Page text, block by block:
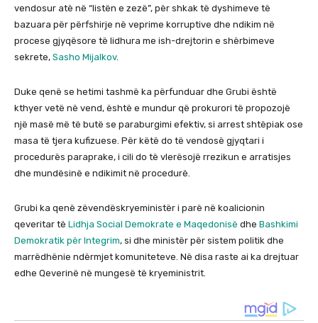
vendosur atë në “listën e zezë”, për shkak të dyshimeve të
bazuara për përfshirje në veprime korruptive dhe ndikim në
procese gjyqësore të lidhura me ish-drejtorin e shërbimeve
sekrete, Sasho Mijalkov.
Duke qenë se hetimi tashmë ka përfunduar dhe Grubi është
kthyer vetë në vend, është e mundur që prokurori të propozojë
një masë më të butë se paraburgimi efektiv, si arrest shtëpiak ose
masa të tjera kufizuese. Për këtë do të vendosë gjyqtari i
procedurës paraprake, i cili do të vlerësojë rrezikun e arratisjes
dhe mundësinë e ndikimit në procedurë.
Grubi ka qenë zëvendëskryeministër i parë në koalicionin
qeveritar të Lidhja Social Demokrate e Maqedonisë dhe Bashkimi
Demokratik për Integrim, si dhe ministër për sistem politik dhe
marrëdhënie ndërmjet komuniteteve. Në disa raste ai ka drejtuar
edhe Qeverinë në mungesë të kryeministrit.